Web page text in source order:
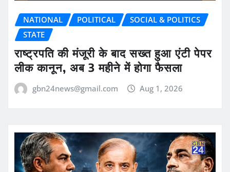
NATIONAL POLITICAL
SOCIAL & POLITICS
STATE
राष्ट्रपति की मंजूरी के बाद सख्त हुआ एंटी पेपर
लीक कानून, अब 3 महीने में होगा फैसला
gbn24news@gmail.com Aug 1, 2026